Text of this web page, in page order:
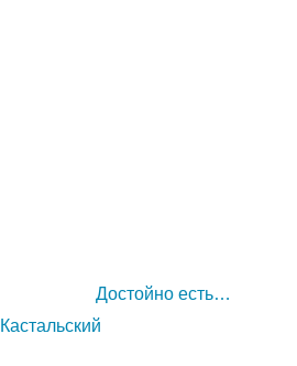
Достойно есть…
Кастальский